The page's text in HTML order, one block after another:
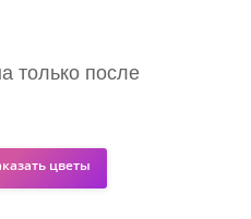
только после
цветы